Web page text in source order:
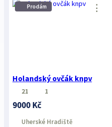
Prodám
Holandský ovčák knpv
⋮
21 1
9000 Kč
Uherské Hradiště